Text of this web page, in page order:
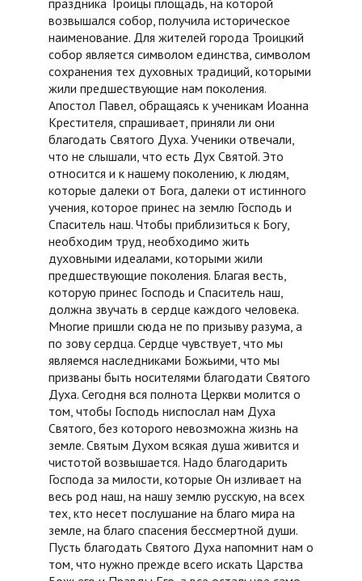
возвышался собор, получила историческое
наименование. Для жителей города Троицкий
собор является символом единства, символом
сохранения тех духовных традиций, которыми
жили предшествующие нам поколения.
Апостол Павел, обращаясь к ученикам Иоанна
Крестителя, спрашивает, приняли ли они
благодать Святого Духа. Ученики отвечали,
что не слышали, что есть Дух Святой. Это
относится и к нашему поколению, к людям,
которые далеки от Бога, далеки от истинного
учения, которое принес на землю Господь и
Спаситель наш. Чтобы приблизиться к Богу,
необходим труд, необходимо жить
духовными идеалами, которыми жили
предшествующие поколения. Благая весть,
которую принес Господь и Спаситель наш,
должна звучать в сердце каждого человека.
Многие пришли сюда не по призыву разума, а
по зову сердца. Сердце чувствует, что мы
являемся наследниками Божьими, что мы
призваны быть носителями благодати Святого
Духа. Сегодня вся полнота Церкви молится о
том, чтобы Господь ниспослал нам Духа
Святого, без которого невозможна жизнь на
земле. Святым Духом всякая душа живится и
чистотой возвышается. Надо благодарить
Господа за милости, которые Он изливает на
весь род наш, на нашу землю русскую, на всех
тех, кто несет послушание на благо мира на
земле, на благо спасения бессмертной души.
Пусть благодать Святого Духа напомнит нам о
том, что нужно прежде всего искать Царства